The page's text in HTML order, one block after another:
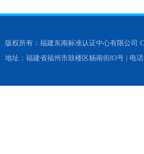
版权所有：福建东南标准认证中心有限公司
地址：福建省福州市鼓楼区杨南街83号 | 电话